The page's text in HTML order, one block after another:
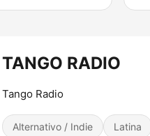
TANGO RADIO
Tango Radio
Alternativo / Indie Latina